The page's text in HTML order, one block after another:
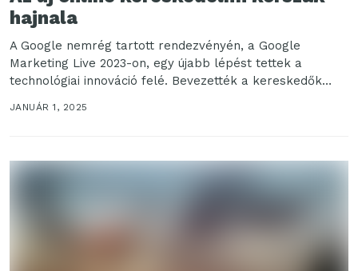
hajnala
A Google nemrég tartott rendezvényén, a Google
Marketing Live 2023-on, egy újabb lépést tettek a
technológiai innováció felé. Bevezették a kereskedők
életét megkönnyítő...
JANUÁR 1, 2025